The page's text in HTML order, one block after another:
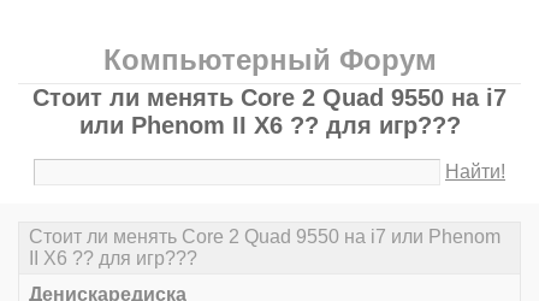
Компьютерный Форум
Стоит ли менять Core 2 Quad 9550 на i7
или Phenom II X6 ?? для игр???
Найти!
Стоит ли менять Core 2 Quad 9550 на i7 или Phenom
II X6 ?? для игр???
Денискаредиска